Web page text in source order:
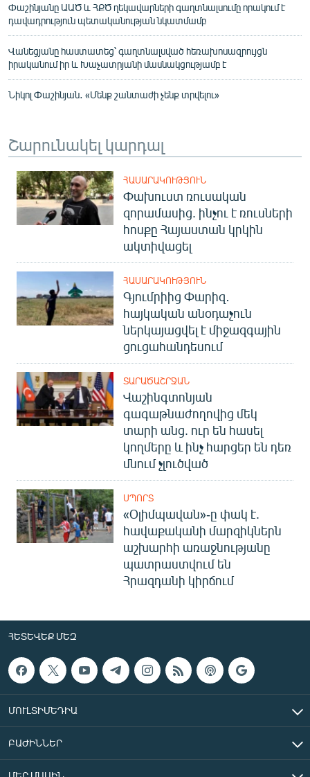
Փաշինյանը ԱԱԾ և ՀՔԾ ղեկավարների գաղտնալսումը որակում է
դավադրություն պետականության նկատմամբ
Վանեցյանը հաստատեց՝ գաղտնալսված հեռախոսազրույցն
իրականում իր և Խաչատրյանի մասնակցությամբ է
Նիկոլ Փաշինյան․ «Մենք շանտաժի չենք տրվելու»
Շարունակել կարդալ
ՀԱՍԱՐԱԿՈՒԹՅՈՒՆ
Փախուստ ռուսական
զորամասից. ինչու է ռուսների
հոսքը Հայաստան կրկին
ակտիվացել
ՀԱՍԱՐԱԿՈՒԹՅՈՒՆ
Գյումրիից Փարիզ․
հայկական անօդաչուն
ներկայացվել է միջազգային
ցուցահանդեսում
ՏԱՐԱԾԱՇՐՋԱՆ
Վաշինգտոնյան
գագաթնաժողովից մեկ
տարի անց. ուր են հասել
կողմերը և ինչ հարցեր են դեռ
մնում չլուծված
ՍՊՈՐՏ
«Օլիմպավան»-ը փակ է.
հավաքականի մարզիկներն
աշխարհի առաջնությանը
պատրաստվում են
Հրազդանի կիրճում
ՀԵՏԵՎԵՔ ՄԵԶ
ՄՈՒԼՏԻՄԵԴԻԱ
ԲԱԺԻՆՆԵՐ